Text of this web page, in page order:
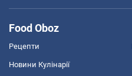
Food Oboz
Рецепти
Новини Кулінарії